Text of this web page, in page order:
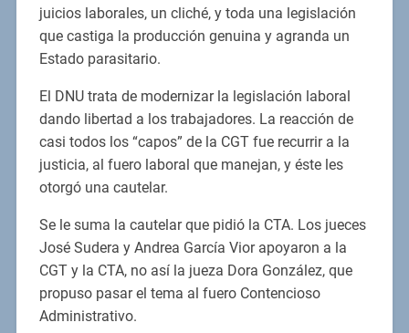
juicios laborales, un cliché, y toda una legislación
que castiga la producción genuina y agranda un
Estado parasitario.
El DNU trata de modernizar la legislación laboral
dando libertad a los trabajadores. La reacción de
casi todos los “capos” de la CGT fue recurrir a la
justicia, al fuero laboral que manejan, y éste les
otorgó una cautelar.
Se le suma la cautelar que pidió la CTA. Los jueces
José Sudera y Andrea García Vior apoyaron a la
CGT y la CTA, no así la jueza Dora González, que
propuso pasar el tema al fuero Contencioso
Administrativo.